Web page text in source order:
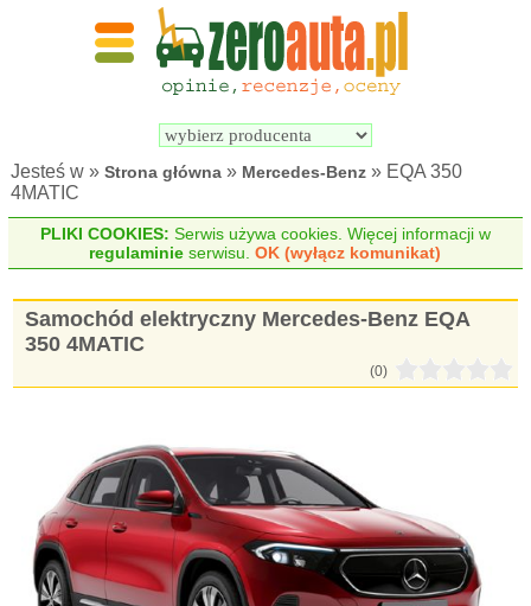
Wyszukiwarka
elektrycznych
Jesteś w »Strona główna » Mercedes-Benz » EQA 350
4MATIC
PLIKI COOKIES: Serwis używa cookies. Więcej informacji w
regulaminie serwisu.OK (wyłącz komunikat)
Samochód elektryczny Mercedes-Benz EQA
350 4MATIC
(0)